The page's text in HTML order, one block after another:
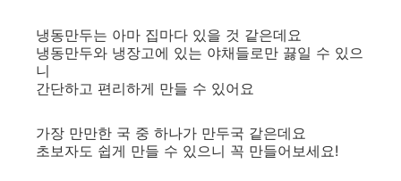
냉동만두는 아마 집마다 있을 것 같은데요
냉동만두와 냉장고에 있는 야채들로만 끓일 수 있으
니
간단하고 편리하게 만들 수 있어요
가장 만만한 국 중 하나가 만두국 같은데요
초보자도 쉽게 만들 수 있으니 꼭 만들어보세요!